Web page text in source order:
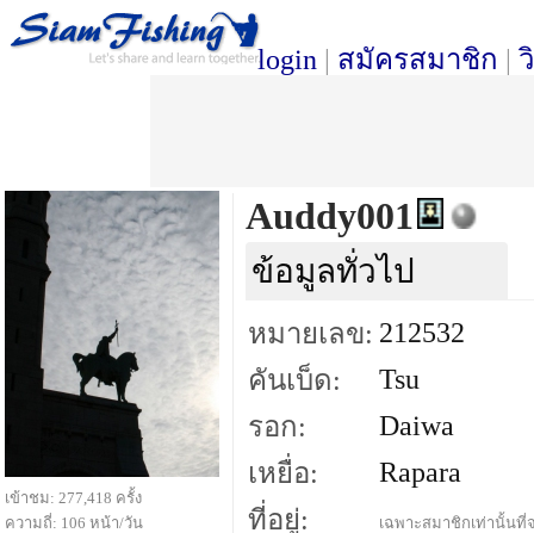
login | สมัครสมาชิก |
Auddy001
ข้อมูลทั่วไป
หมายเลข: 212532
คันเบ็ด:
Tsu
รอก:
Daiwa
เหยื่อ:
Rapara
ที่อยู่:
เฉพาะสมาชิกเท่านั้นที่
เข้าชม: 277,418 ครั้ง
ความถี่: 106 หน้า/วัน